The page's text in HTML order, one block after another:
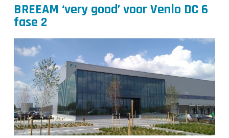
BREEAM ‘very good’ voor Venlo DC 6
fase 2